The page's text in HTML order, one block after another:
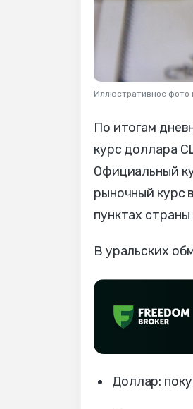
Иллюстративное фото
По итогам
курс доллара
Официальный
рыночный курс
пунктах
В уральских
Доллар: